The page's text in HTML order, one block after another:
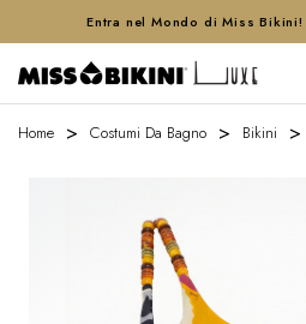
Entra nel Mondo di Miss Bikini!
Home Costumi Da Bagno Bikini